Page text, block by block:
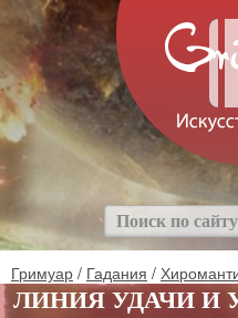
Гримуар / Гадания /
ЛИНИЯ УДАЧИ И